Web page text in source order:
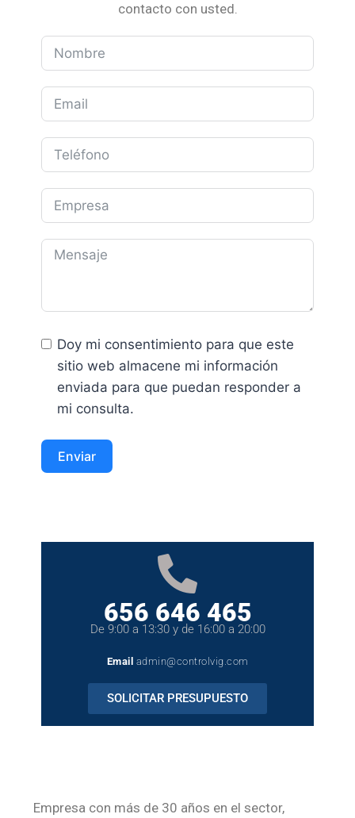
contacto con usted.
Doy mi consentimiento para que este
sitio web almacene mi información
enviada para que puedan responder a
mi consulta.
Enviar
656 646 465
De 9:00 a 13:30 y de 16:00 a 20:00
Email admin@controlvig.com
SOLICITAR PRESUPUESTO
Empresa con más de 30 años en el sector,